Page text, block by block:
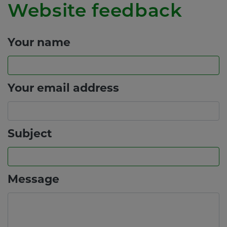
Website feedback
Your name
Your email address
Subject
Message